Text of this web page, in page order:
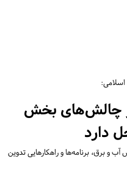
چالش‌های بخش
دارد
و برق، برنامه‌ها و راهکارهایی تدوین